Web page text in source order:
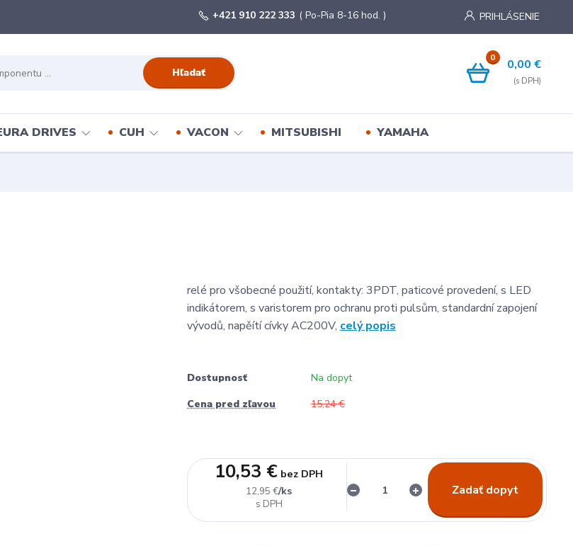
PRIHLÁSENIE
Hľadať
+421 910 222 333 ( Po-Pia 8-16 hod. )
0 0,00 €
DRIVES CUH VACON MITSUBISHI YAMAHA
relé pro všobecné použití, kontakty: 3PDT, paticové provedení, s LED
indikátorem, s varistorem pro ochranu proti pulsům, standardní zapojení
vývodů, napěítí cívky AC200V, celý popis
Dostupnosť
Na dopyt
Cena pred zľavou
15,24 €
12,95 €/ks
10,53 € bez DPH
Zadať dopyt